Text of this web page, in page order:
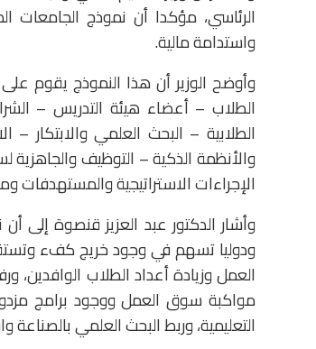
الرئاسي، مؤكدا أن نموذج الجامعات
واستدامة مالية.
وأوضح الوزير أن هذا النموذج يقوم
الطلاب – أعضاء هيئة التدريس –
الطلابية – البحث العلمي والابتكار
والأنظمة الذكية – التوظيف
الإجراءات الاستراتيجية والمستهدفات
وأشار الدكتور عبد العزيز قنصوة إلى
ودوليا تسهم في وجود خريج كفء
العمل وزيادة أعداد الطلاب الوافدين،
مواكبة سوق العمل ووجود برامج
التعليمية، وربط البحث العلمي